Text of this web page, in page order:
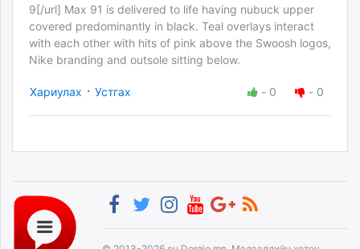
9[/url] Max 91 is delivered to life having nubuck upper
covered predominantly in black. Teal overlays interact
with each other with hits of pink above the Swoosh logos,
Nike branding and outsole sitting below.
Хариулах · Устгах - 0 - 0